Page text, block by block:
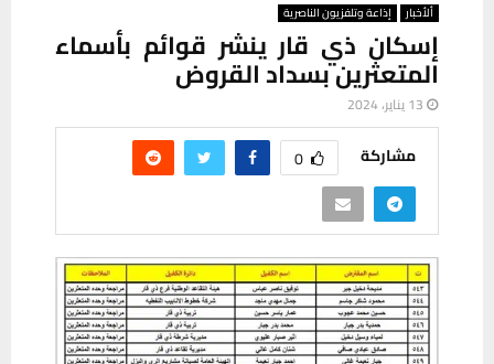
ألأخبار إذاعة وتلفزيون الناصرية
إسكان ذي قار ينشر قوائم بأسماء
المتعثرين بسداد القروض
13 يناير، 2024
مشاركة 0